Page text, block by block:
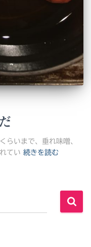
らいまで、垂れ味噌、
てい 続きを読む